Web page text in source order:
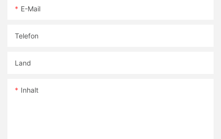
E-Mail
Telefon
Land
Inhalt